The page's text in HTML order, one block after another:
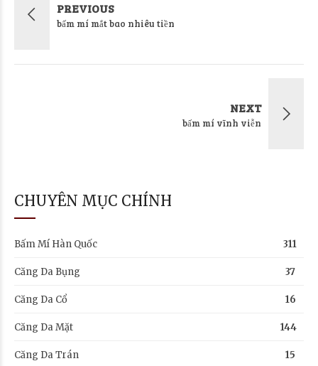
PREVIOUS
bấm mí mắt bao nhiêu tiền
NEXT
bấm mí vĩnh viễn
CHUYÊN MỤC CHÍNH
Bấm Mí Hàn Quốc 311
Căng Da Bụng 37
Căng Da Cổ 16
Căng Da Mặt 144
Căng Da Trán 15